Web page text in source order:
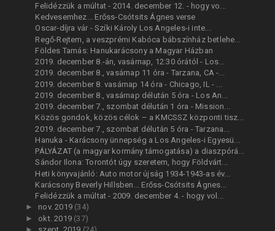
Felidézzük a múltat - 2014. december 12. - hogy vo...
Kedvesemhez... Erőss-Csótsits Ágnes verse
Oscar-díjra vár - Szíki Károly Los Angeles-i inte...
Regő-Rejtem, a veszprémi Kabóca bábszínház betlehe...
Földes Tamás: Hanukarácsony a Magyar Házban
2019. december 8.-án, vasárnap, 12:30 órától - Los...
2019. december 8., vasárnap 11 óra - Tarzana, CA -...
2019. december 8. vasárnap 14 óra - Chicago, IL - ...
2019. december 8., vasárnap délután 5 óra - Los An...
2019. december 7., szombat délután 1 óra - Mission...
Közös gondok, közös célok – a KMCSSZ központi tisz...
2019. december 7., szombat délután 5 óra - Tarzana...
Hanuka - Karácsony ünnepség a Los Angeles-i Egyesü...
PÁLYÁZAT (a magyar kormány támogatása) a diaszpórá...
Sándor Ilona: Torontót úgy szeretem, hogy Földvárt...
Heti könyvajánló: Auto motor újság 1934-1943-as év...
Karácsony Beverly Hillsben... Erőss-Csótsits Ágnes...
Felidézzük a múltat - 2009. december 4. - hogy vol...
► nov. 2019 (34)
► okt. 2019 (37)